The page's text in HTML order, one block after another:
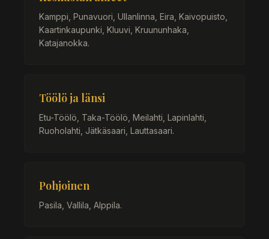
Kamppi, Punavuori, Ullanlinna, Eira, Kaivopuisto,
Kaartinkaupunki, Kluuvi, Kruununhaka,
Katajanokka.
Töölö ja länsi
Etu-Töölö, Taka-Töölö, Meilahti, Lapinlahti,
Ruoholahti, Jätkäsaari, Lauttasaari.
Pohjoinen
Pasila, Vallila, Alppila.